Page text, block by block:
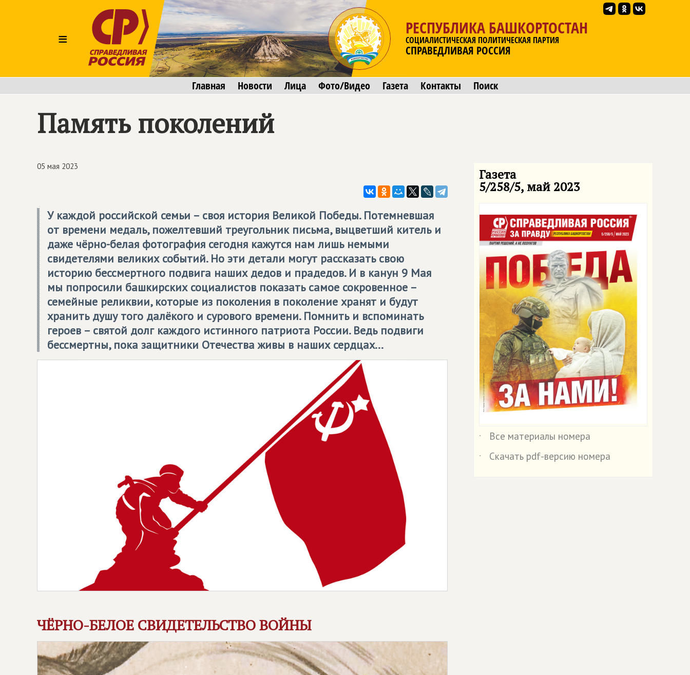
≡
РЕСПУБЛИКА БАШКОРТОСТАН
СОЦИАЛИСТИЧЕСКАЯ ПОЛИТИЧЕСКАЯ ПАРТИЯ
СПРАВЕДЛИВАЯ РОССИЯ
Главная Новости Лица Фото/Видео Газета Контакты Поиск
Память поколений
05 мая 2023
У каждой российской семьи – своя история Великой Победы. Потемневшая
от времени медаль, пожелтевший треугольник письма, выцветший китель и
даже чёрно-белая фотография сегодня кажутся нам лишь немыми
свидетелями великих событий. Но эти детали могут рассказать свою
историю бессмертного подвига наших дедов и прадедов. И в канун 9 Мая
мы попросили башкирских социалистов показать самое сокровенное –
семейные реликвии, которые из поколения в поколение хранят и будут
хранить душу того далёкого и сурового времени. Помнить и вспоминать
героев – святой долг каждого истинного патриота России. Ведь подвиги
бессмертны, пока защитники Отечества живы в наших сердцах...
ЧЁРНО-БЕЛОЕ СВИДЕТЕЛЬСТВО ВОЙНЫ
Газета
5/258/5, май 2023
˙
Все материалы номера
˙
Скачать pdf-версию номера